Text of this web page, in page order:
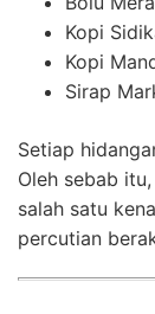
Kopi
Kopi
Sirap
Setiap
Oleh sebab
salah satu
percutian